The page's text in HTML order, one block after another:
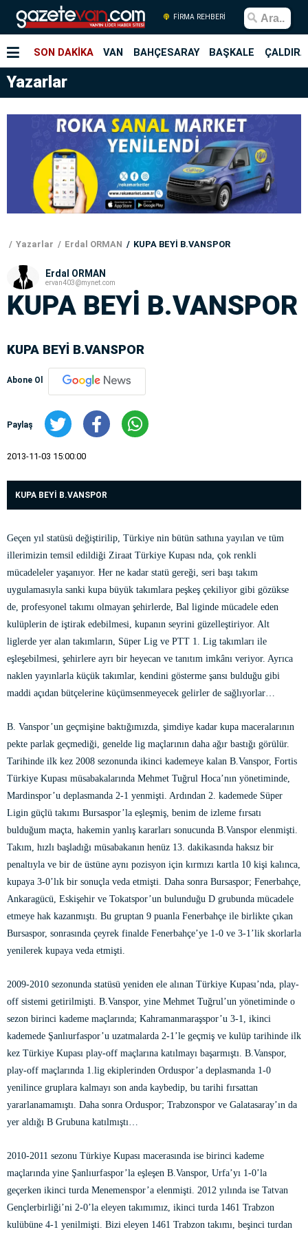
FİRMA REHBERİ
SON DAKİKA VAN BAHÇESARAY BAŞKALE
Yazarlar
Yazarlar Erdal ORMAN KUPA BEYİ B.VANSPOR
Erdal ORMAN
ervan403@mynet.com
KUPA BEYİ B.VANSPOR
KUPA BEYİ B.VANSPOR
Abone Ol
Paylaş
2013-11-03 15:00:00
KUPA BEYİ B.VANSPOR
Geçen yıl statüsü değiştirilip, Türkiye nin bütün sathına yayılan ve tüm
illerimizin temsil edildiği Ziraat Türkiye Kupası nda, çok renkli
mücadeleler yaşanıyor. Her ne kadar statü gereği, seri başı takım
uygulamasıyla sanki kupa büyük takımlara peşkeş çekiliyor gibi gözükse
de, profesyonel takımı olmayan şehirlerde, Bal liginde mücadele eden
kulüplerin de iştirak edebilmesi, kupanın seyrini güzelleştiriyor. Alt
liglerde yer alan takımların, Süper Lig ve PTT 1. Lig takımları ile
eşleşebilmesi, şehirlere ayrı bir heyecan ve tanıtım imkânı veriyor. Ayrıca
naklen yayınlarla küçük takımlar, kendini gösterme şansı bulduğu gibi
maddi açıdan bütçelerine küçümsenmeyecek gelirler de sağlıyorlar…
B. Vanspor’un geçmişine baktığımızda, şimdiye kadar kupa maceralarının
pekte parlak geçmediği, genelde lig maçlarının daha ağır bastığı görülür.
Tarihinde ilk kez 2008 sezonunda ikinci kademeye kalan B.Vanspor, Fortis
Türkiye Kupası müsabakalarında Mehmet Tuğrul Hoca’nın yönetiminde,
Mardinspor’u deplasmanda 2-1 yenmişti. Ardından 2. kademede Süper
Ligin güçlü takımı Bursaspor’la eşleşmiş, benim de izleme fırsatı
bulduğum maçta, hakemin yanlış kararları sonucunda B.Vanspor elenmişti.
Takım, hızlı başladığı müsabakanın henüz 13. dakikasında haksız bir
penaltıyla ve bir de üstüne aynı pozisyon için kırmızı kartla 10 kişi kalınca,
kupaya 3-0’lık bir sonuçla veda etmişti. Daha sonra Bursaspor; Fenerbahçe,
Ankaragücü, Eskişehir ve Tokatspor’un bulunduğu D grubunda mücadele
etmeye hak kazanmıştı. Bu gruptan 9 puanla Fenerbahçe ile birlikte çıkan
Bursaspor, sonrasında çeyrek finalde Fenerbahçe’ye 1-0 ve 3-1’lik skorlarla
yenilerek kupaya veda etmişti.
2009-2010 sezonunda statüsü yeniden ele alınan Türkiye Kupası’nda, play-
off sistemi getirilmişti. B.Vanspor, yine Mehmet Tuğrul’un yönetiminde o
sezon birinci kademe maçlarında; Kahramanmaraşspor’u 3-1, ikinci
kademede Şanlıurfaspor’u uzatmalarda 2-1’le geçmiş ve kulüp tarihinde ilk
kez Türkiye Kupası play-off maçlarına katılmayı başarmıştı. B.Vanspor,
play-off maçlarında 1.lig ekiplerinden Orduspor’a deplasmanda 1-0
yenilince gruplara kalmayı son anda kaybedip, bu tarihi fırsattan
yararlanamamıştı. Daha sonra Orduspor; Trabzonspor ve Galatasaray’ın da
yer aldığı B Grubuna katılmıştı…
2010-2011 sezonu Türkiye Kupası macerasında ise birinci kademe
maçlarında yine Şanlıurfaspor’la eşleşen B.Vanspor, Urfa’yı 1-0’la
geçerken ikinci turda Menemenspor’a elenmişti. 2012 yılında ise Tatvan
Gençlerbirliği’ni 2-0’la eleyen takımımız, ikinci turda 1461 Trabzon
kulübüne 4-1 yenilmişti. Bizi eleyen 1461 Trabzon takımı, beşinci turdan